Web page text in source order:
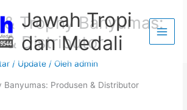
Jawah Tropi
dan Medali
& Trophy Banyumas:
& Distributor
/ Update / Olehadmin
Banyumas: Produsen & Distributor